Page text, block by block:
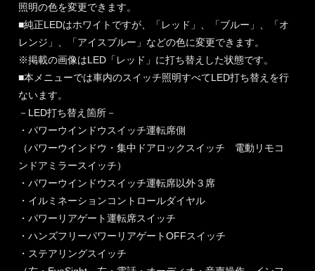
照明の色を変更できます。
■純正LEDはホワイトですが、「レッド」、「ブルー」、「オ
レンジ」、「アイスブルー」などの色に変更できます。
※掲載の画像はLED「レッド」に打ち替えした状態です。
■本メニューでは車内のスイッチ照明すべてLED打ち替えを行
ないます。
－LED打ち替え箇所－
・パワーウインドウスイッチ運転席側
（パワーウインドウ・集中ドアロックスイッチ 電動リモコ
ンドアミラースイッチ）
・パワーウインドウスイッチ運転席以外３席
・イルミネーションコントロールダイヤル
・パワーリアゲート運転席スイッチ
・ハンズフリーパワーリアゲートOFFスイッチ
・ステアリングスイッチ